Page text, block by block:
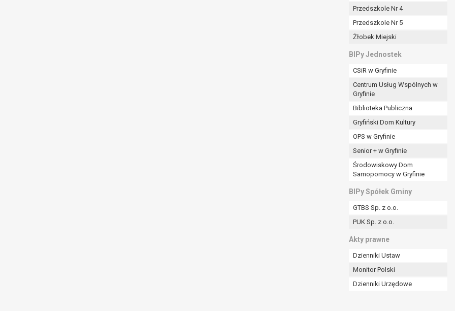
Przedszkole Nr 4
Przedszkole Nr 5
Żłobek Miejski
BIPy Jednostek
CSiR w Gryfinie
Centrum Usług Wspólnych w
Gryfinie
Biblioteka Publiczna
Gryfiński Dom Kultury
OPS w Gryfinie
Senior + w Gryfinie
Środowiskowy Dom
Samopomocy w Gryfinie
BIPy Spółek Gminy
GTBS Sp. z o.o.
PUK Sp. z o.o.
Akty prawne
Dzienniki Ustaw
Monitor Polski
Dzienniki Urzędowe
danych osobowych – na okres pozwalający administratorowi sprawdzić prawidłowość tych danych,
celów, ale osoba, której dane dotyczą, potrzebuje ich do ustalenia, obrony lub dochodzenia roszczeń,
wobec przetwarzania danych - do czasu ustalenia czy prawnie uzasadnione podstawy po stronie administratora są
RODO, w przypadku gdy łącznie spełnione są następujące przesłanki:
umowy zawartej z osobą, której dane dotyczą lub na podstawie zgody wyrażonej przez tą osobę,
art. 21 RODO, wobec przetwarzania danych osobowych, którego podstawą prawną jest:
z prawnie uzasadnionych interesów realizowanych przez administratora lub przez stronę trzecią.
W razie wniesienia sprzeciwu, administrator nie może już przetwarzać tych danych osobowych, chyba że wykaże
do przetwarzania, nadrzędnych wobec interesów, praw i wolności osoby, której dane dotyczą, lub podstaw do
się na podstawie zgody osoby na przetwarzanie danych osobowych (art. 6 ust. 1 lit a RODO), przysługuje Pani/Panu
to nie ma wpływu na zgodność przetwarzania, którego dokonano na podstawie zgody przed jej cofnięciem.
nadzorczego na niezgodne z prawem przetwarzanie Pani/Pana danych osobowych przez administratora.
Ochrony Danych Osobowych.
podanie danych osobowych jest dobrowolne albo jest wymogiem ustawowym lub umownym.
podejmowaniu decyzji, w tym również profilowaniu.